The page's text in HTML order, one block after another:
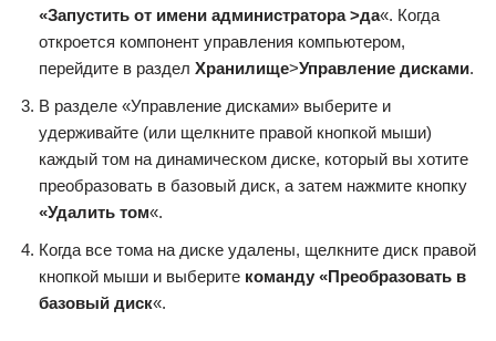
«Запустить от имени администратора >да«. Когда
откроется компонент управления компьютером,
перейдите в раздел Хранилище>Управление дисками.
В разделе «Управление дисками» выберите и
удерживайте (или щелкните правой кнопкой мыши)
каждый том на динамическом диске, который вы хотите
преобразовать в базовый диск, а затем нажмите кнопку
«Удалить том«.
Когда все тома на диске удалены, щелкните диск правой
кнопкой мыши и выберите команду «Преобразовать в
базовый диск«.